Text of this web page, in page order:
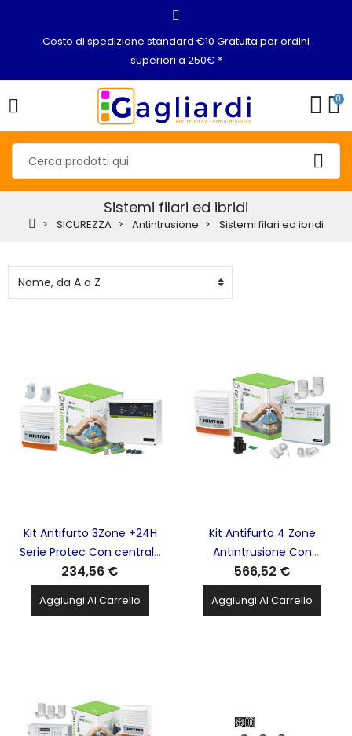
Costo di spedizione standard €10 Gratuita per ordini
superiori a 250€ *
0
Sistemi filari ed ibridi
SICUREZZA Antintrusione Sistemi filari ed ibridi
Kit Antifurto 3Zone +24H
Serie Protec Con centrale
Protec4 E Accessori
HILTRON - KPROTEC4
234,56 €
Aggiungi Al Carrello
Kit Antifurto 4 Zone
Antintrusione Con
Centrale Protec4 E
Combinatore GSM +
Accessori HILTRON -
566,52 €
Aggiungi Al Carrello